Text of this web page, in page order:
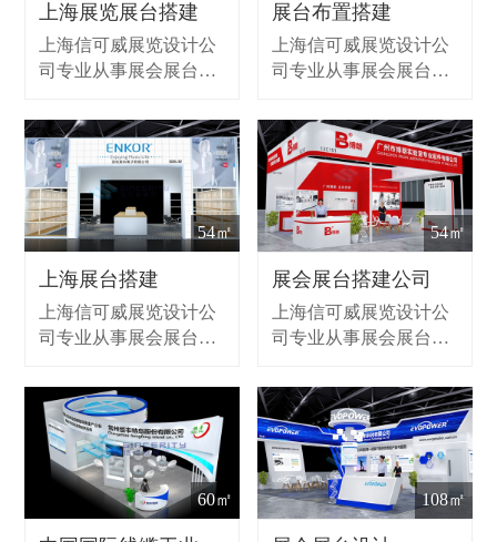
上海展览展台搭建
上海信可威展览设计公
司专业从事展会展台设
建的展览服务,同时提供
展示设计，承接大小型
展会布展，作为展览搭
建公司致力为客户提供
前期策划、设计创意、
现场搭建和维护、全国
巡展等，致力于全球各
个国家各个城市的一站
式会展设计搭建服务。
展台布置搭建
上海信可威展览设计公
司专业从事展会展台设
建的展览服务,同时提供
展示设计，承接大小型
展会布展，作为展览搭
建公司致力为客户提供
前期策划、设计创意、
现场搭建和维护、全国
巡展等，致力于全球各
个国家各个城市的一站
式会展设计搭建服务。
54㎡
上海展台搭建
上海信可威展览设计公
司专业从事展会展台设
建的展览服务,同时提供
展示设计，承接大小型
展会布展，作为展览搭
建公司致力为客户提供
前期策划、设计创意、
现场搭建和维护、全国
54㎡
展会展台搭建公司
上海信可威展览设计公
司专业从事展会展台设
建的展览服务,同时提供
展示设计，承接大小型
展会布展，作为展览搭
建公司致力为客户提供
前期策划、设计创意、
现场搭建和维护、全国
60㎡ 108㎡